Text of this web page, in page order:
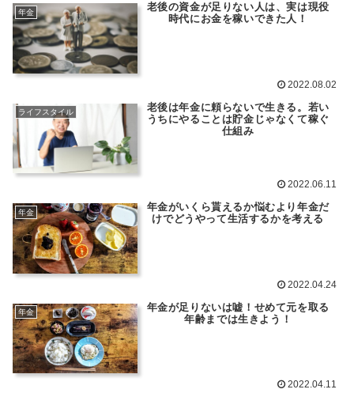
年金
老後の資金が足りない人は、実は現役
時代にお金を稼いできた人！
2022.08.02
ライフスタイル
老後は年金に頼らないで生きる。若い
うちにやることは貯金じゃなくて稼ぐ
仕組み
2022.06.11
年金
年金がいくら貰えるか悩むより年金だ
けでどうやって生活するかを考える
2022.04.24
年金
年金が足りないは嘘！せめて元を取る
年齢までは生きよう！
2022.04.11